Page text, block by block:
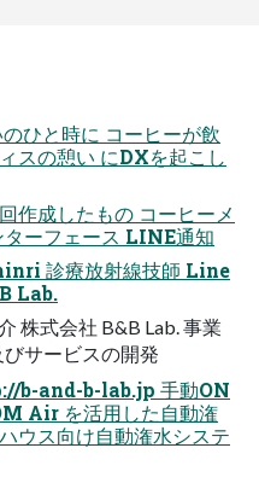
ひと時に コーヒーが飲
スの憩い にDXを起こし
作成したもの コーヒーメ
ーフェース LINE通知
診療放射線技師 Line
Lab.
株式会社 B&B Lab. 事業
サービスの開発
and-b-lab.jp 手動ON
Air を活用した自動潅
ウス向け自動潅水システ